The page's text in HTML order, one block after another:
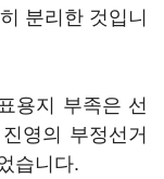
분리한 것입니
용지 부족은 선
영의 부정선거
습니다.